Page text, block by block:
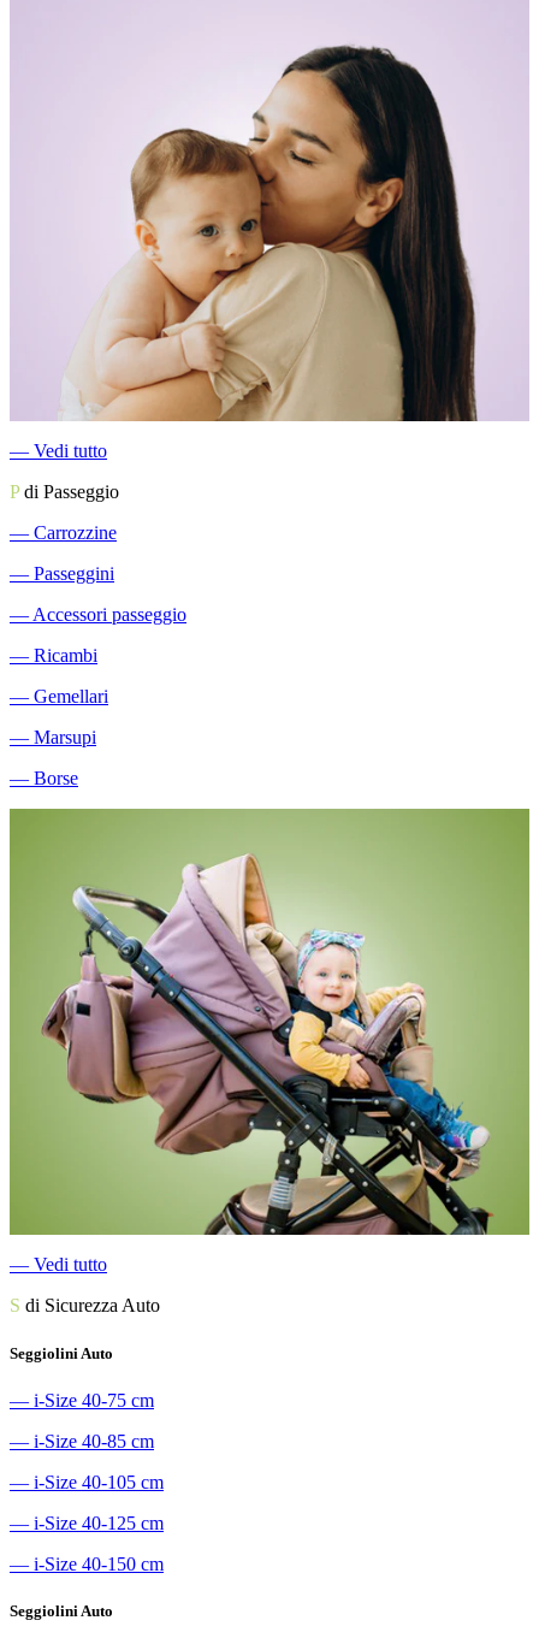
― Vedi tutto
Pdi Passeggio
― Carrozzine
― Passeggini
― Accessori passeggio
― Ricambi
― Gemellari
― Marsupi
― Borse
― Vedi tutto
S di Sicurezza Auto
Seggiolini Auto
― i-Size 40-75 cm
― i-Size 40-85 cm
― i-Size 40-105 cm
― i-Size 40-125 cm
― i-Size 40-150 cm
Seggiolini Auto